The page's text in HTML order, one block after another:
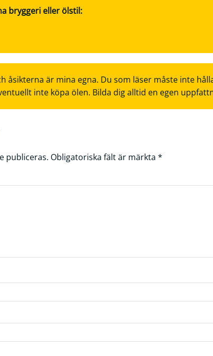
bryggeri eller ölstil:
åsikterna är mina egna. Du som läser måste inte
inte köpa ölen. Bilda dig alltid en egen
publiceras. Obligatoriska fält är märkta *